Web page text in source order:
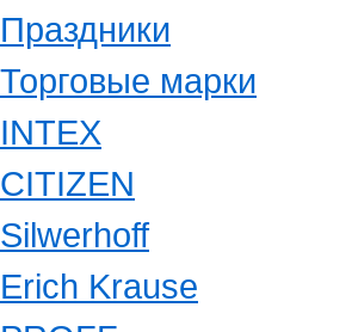
Праздники
Торговые марки
INTEX
CITIZEN
Silwerhoff
Erich Krause